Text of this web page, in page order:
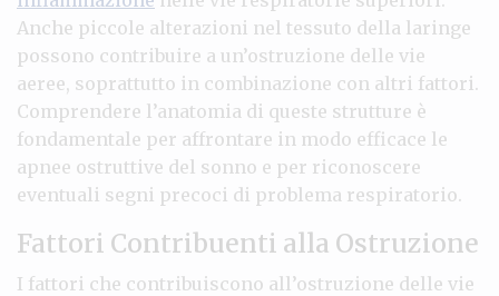
Anche piccole alterazioni nel tessuto della laringe
possono contribuire a un’ostruzione delle vie
aeree, soprattutto in combinazione con altri fattori.
Comprendere l’anatomia di queste strutture è
fondamentale per affrontare in modo efficace le
apnee ostruttive del sonno e per riconoscere
eventuali segni precoci di problema respiratorio.
Fattori Contribuenti alla Ostruzione
I fattori che contribuiscono all’ostruzione delle vie